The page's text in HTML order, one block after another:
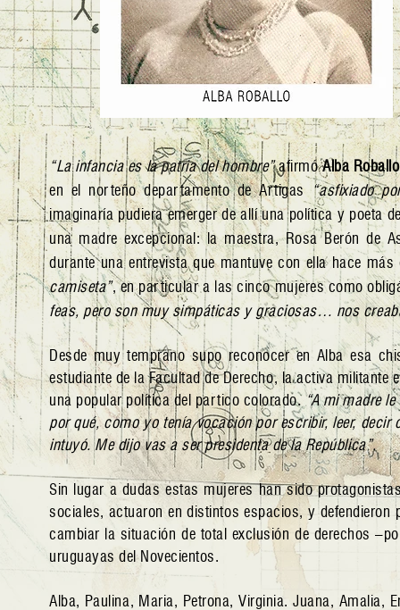
“La infancia es la patria del hombre”afirmóAlba Roballo
en el norteño departamento de Artigas“asfixiado
imaginaría pudiera emerger de allí una política y poeta
una madre excepcional: la maestra, Rosa Berón de
durante una entrevista que mantuve con ella hace
camiseta”, en particular a las cinco mujeres como
feas, pero son muy simpáticas y graciosas… nos
Desde muy temprano supo reconocer en Alba esa
estudiante de la Facultad de Derecho, la activa
una popular política del partico colorado.“A mi madre
por qué, como yo tenía vocación por escribir, leer,
intuyó. Me dijo vas a ser presidenta de la República”.
Sin lugar a dudas estas mujeres han sido
sociales, actuaron en distintos espacios, y
cambiar la situación de total exclusión de derechos
uruguayas del Novecientos.
Alba, Paulina, Maria, Petrona, Virginia. Juana, Amalia,